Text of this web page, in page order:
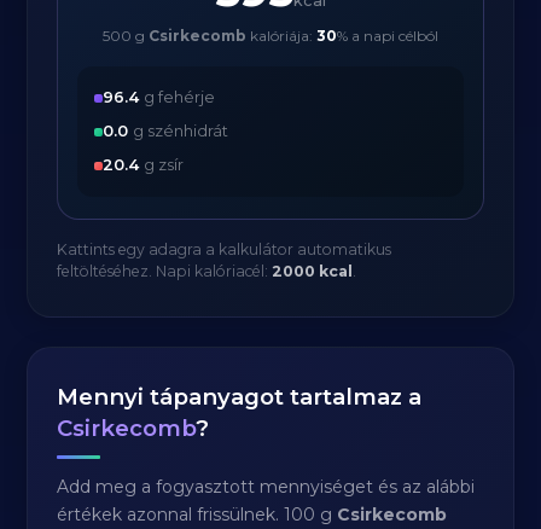
500 g Csirkecomb kalóriája: 30% a napi célból
96.4 g fehérje
0.0 g szénhidrát
20.4 g zsír
Kattints egy adagra a kalkulátor automatikus
feltöltéséhez. Napi kalóriacél: 2000 kcal .
Mennyi tápanyagot tartalmaz a
Csirkecomb?
Add meg a fogyasztott mennyiséget és az alábbi
értékek azonnal frissülnek. 100 g Csirkecomb